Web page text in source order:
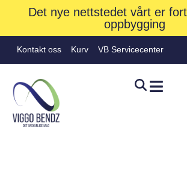
Det nye nettstedet vårt er
oppbygging
Kontakt oss Kurv VB Servicecenter